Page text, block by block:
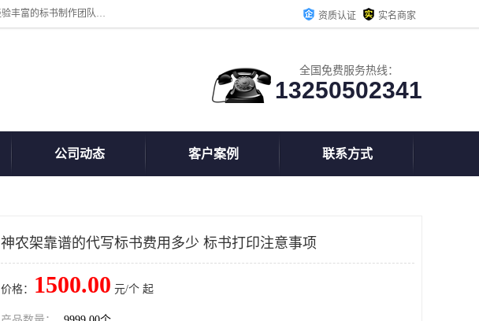
广州中赢信息科技有限公司主营：东莞代写标书公司、佛山代写标书公司、深圳代写标书公司等,食品类标书、工程类类标书,经验丰富的标书制作团队,24小时加急服务,多对一服务。 资质认证 实名商家
全国免费服务热线：
13250502341
公司动态 客户案例 联系方式
神农架靠谱的代写标书费用多少 标书打印注意事项
价格： 1500.00 元/个 起